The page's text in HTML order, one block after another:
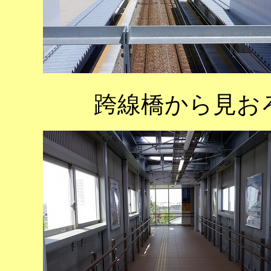
跨線橋から見お